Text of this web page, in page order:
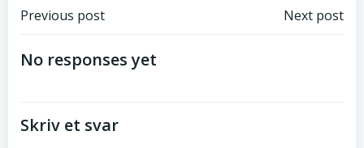
Post
navigation
Previous post Next post
No responses yet
Skriv et svar